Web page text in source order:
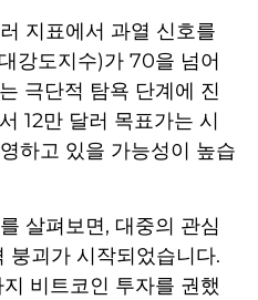
지표에서 과열 신호를
강도지수)가 70을 넘어
극단적 탐욕 단계에 진
12만 달러 목표가는 시
하고 있을 가능성이 높습
살펴보면, 대중의 관심
붕괴가 시작되었습니다.
비트코인 투자를 권했